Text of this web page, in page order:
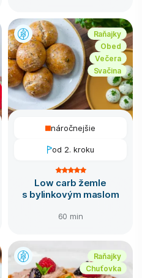
Raňajky
Obed
Večera
Svačina
náročnejšie
od 2. kroku
Low carb žemle
s bylinkovým maslom
60 min
Raňajky
Chuťovka